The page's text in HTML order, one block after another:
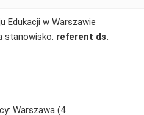
Edukacji w Warszawie
stanowisko: referent ds.
Warszawa (4